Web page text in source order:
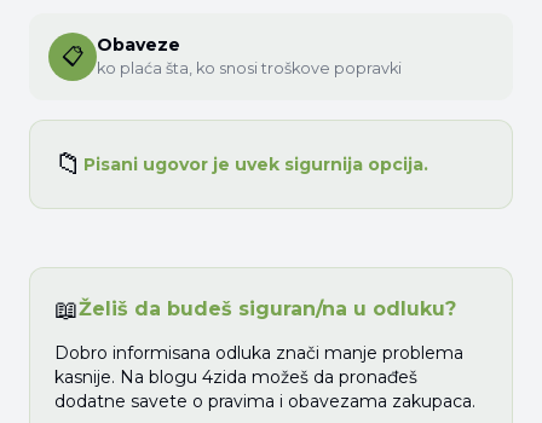
📋 Obaveze
ko plaća šta, ko snosi troškove popravki
📁 Pisani ugovor je uvek sigurnija opcija.
📖Želiš da budeš siguran/na u odluku?
Dobro informisana odluka znači manje problema
kasnije. Na blogu 4zida možeš da pronađeš
dodatne savete o pravima i obavezama zakupaca.